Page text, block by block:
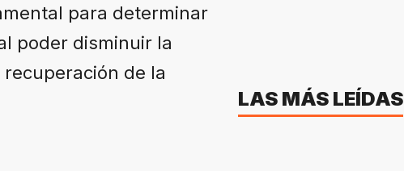
para determinar
poder disminuir la
de la
LAS MÁS LEÍDAS